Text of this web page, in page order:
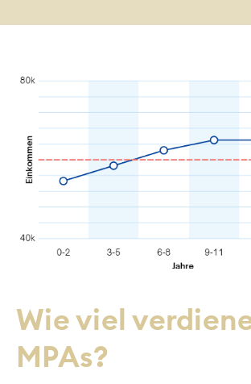
Wie viel
MPAs?